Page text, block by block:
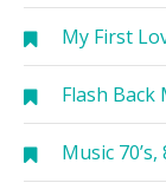
My First
Flash Back
Music 70’s,